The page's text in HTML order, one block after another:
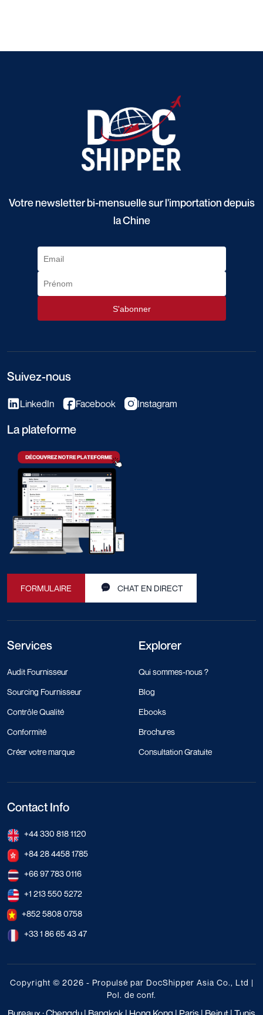
Votre newsletter bi-mensuelle sur l'importation depuis
la Chine
Suivez-nous
LinkedIn Facebook Instagram
La plateforme
FORMULAIRE CHAT EN DIRECT
Services
Audit Fournisseur
Sourcing Fournisseur
Contrôle Qualité
Conformité
Créer votre marque
Explorer
Qui sommes-nous ?
Blog
Ebooks
Brochures
Consultation Gratuite
Contact Info
+44 330 818 1120
+84 28 4458 1785
+66 97 783 0116
+1 213 550 5272
+852 5808 0758
+33 1 86 65 43 47
Copyright © 2026 - Propulsé par DocShipper Asia Co., Ltd |
Pol. de conf.